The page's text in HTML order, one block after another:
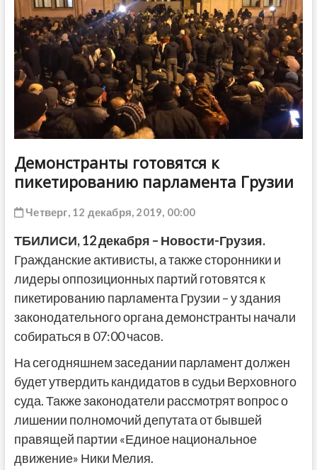
Демонстранты готовятся к
пикетированию парламента Грузии
Четверг, 12 декабря, 2019, 00:00
ТБИЛИСИ, 12 декабря – Новости-Грузия.
Гражданские активисты, а также сторонники и
лидеры оппозиционных партий готовятся к
пикетированию парламента Грузии – у здания
законодательного органа демонстранты начали
собираться в 07:00 часов.
На сегодняшнем заседании парламент должен
будет утвердить кандидатов в судьи Верховного
суда. Также законодатели рассмотрят вопрос о
лишении полномочий депутата от бывшей
правящей партии «Единое национальное
движение» Ники Мелия.